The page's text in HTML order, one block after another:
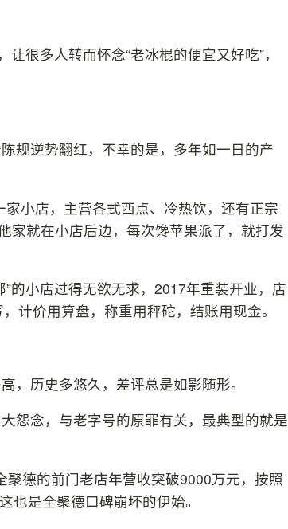
很多人转而怀念“老冰棍的便宜又好吃”，
规逆势翻红，不幸的是，多年如一日的产
小店，主营各式西点、冷热饮，还有正宗
家就在小店后边，每次馋苹果派了，就打发
的小店过得无欲无求，2017年重装开业，店
计价用算盘，称重用秤砣，结账用现金。
，历史多悠久，差评总是如影随形。
怨念，与老字号的原罪有关，最典型的就是
德的前门老店年营收突破9000万元，按照
是全聚德口碑崩坏的伊始。